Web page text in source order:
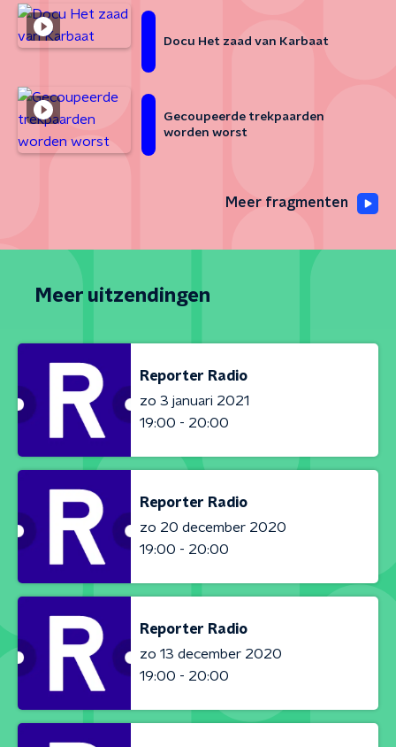
Docu Het zaad van Karbaat
Gecoupeerde trekpaarden
worden worst
Meer fragmenten
Meer uitzendingen
Reporter Radio
zo 3 januari 2021
19:00 - 20:00
Reporter Radio
zo 20 december 2020
19:00 - 20:00
Reporter Radio
zo 13 december 2020
19:00 - 20:00